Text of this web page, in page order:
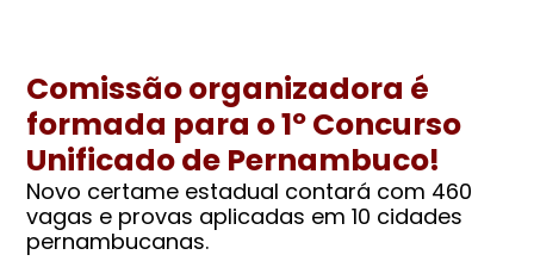
Comissão organizadora é
formada para o 1º Concurso
Unificado de Pernambuco!
Novo certame estadual contará com 460
vagas e provas aplicadas em 10 cidades
pernambucanas.